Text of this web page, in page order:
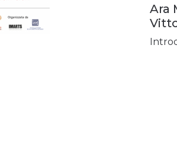
Ara